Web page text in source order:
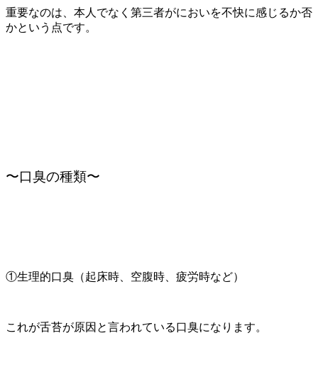
重要なのは、本人でなく第三者がにおいを不快に感じるか否
かという点です。
〜口臭の種類〜
①生理的口臭（起床時、空腹時、疲労時など）
これが舌苔が原因と言われている口臭になります。